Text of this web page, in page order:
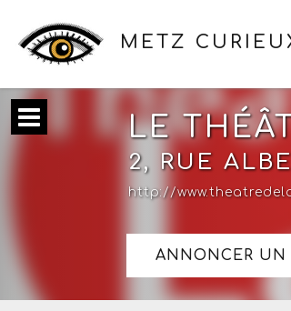
METZ
LE
2, RUE
http://
ANNONCER